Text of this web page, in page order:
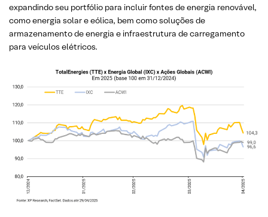
expandindo seu portfólio para incluir fontes de energia renovável,
como energia solar e eólica, bem como soluções de
armazenamento de energia e infraestrutura de carregamento
para veículos elétricos.